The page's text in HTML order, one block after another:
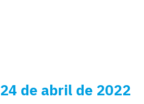
24 de abril de 2022